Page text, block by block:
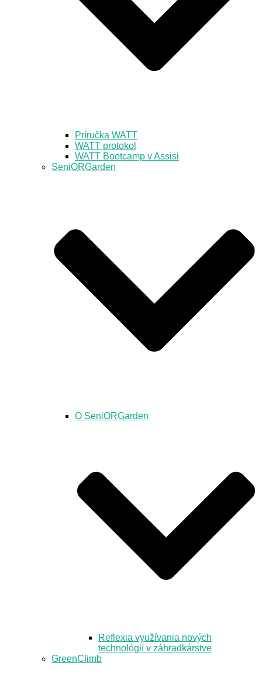
Príručka WATT
WATT protokol
WATT Bootcamp v Assisi
SeniORGarden
O SeniORGarden
Reflexia využívania nových
technológií v záhradkárstve
GreenClimb